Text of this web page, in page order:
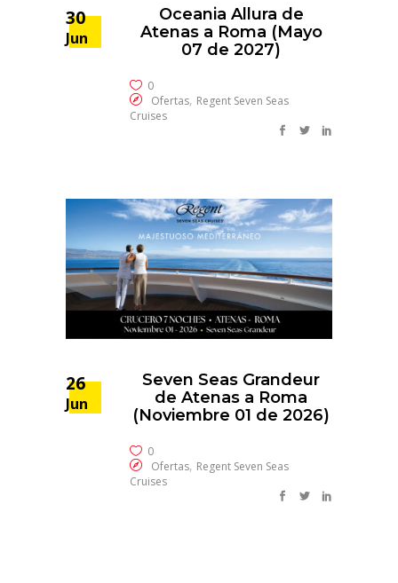
30
Jun
Oceania Allura de
Atenas a Roma (Mayo
07 de 2027)
0
Ofertas, Regent Seven Seas
Cruises
26
Jun
Seven Seas Grandeur
de Atenas a Roma
(Noviembre 01 de 2026)
0
Ofertas, Regent Seven Seas
Cruises